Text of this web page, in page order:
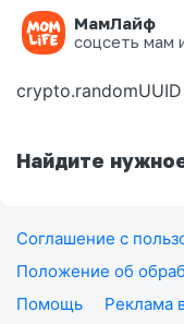
МамЛайф
соцсеть мам
Ошибка на
Найдите
Соглашение с
Положение об
Помощь
Реклама